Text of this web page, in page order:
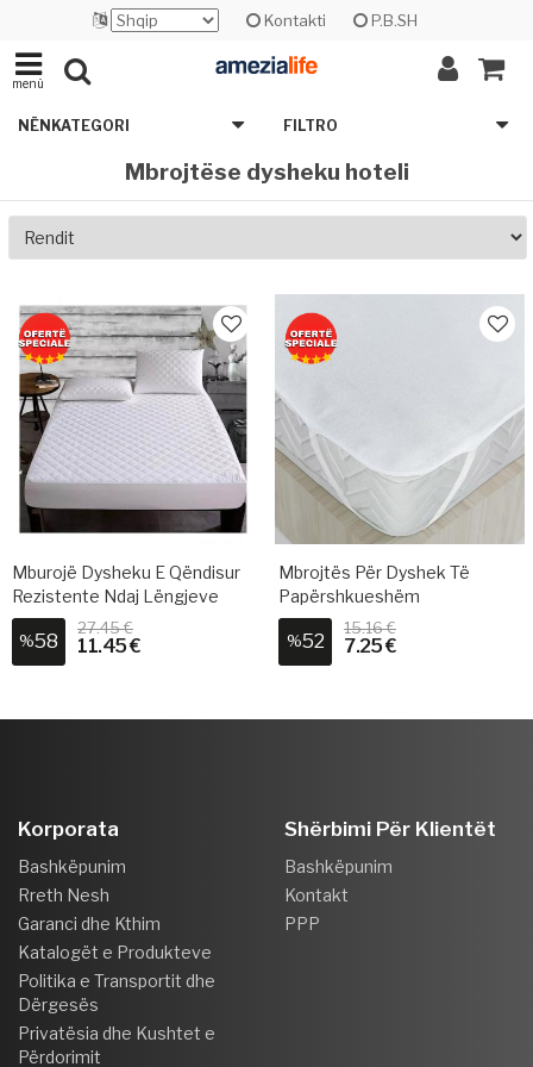
Kontakti P.B.SH
menü
NËNKATEGORI FILTRO
Mbrojtëse dysheku hoteli
Mburojë Dysheku E Qëndisur
Rezistente Ndaj Lëngjeve
%58
27.45 €
11.45 €
Mbrojtës Për Dyshek Të
Papërshkueshëm
%52
15.16 €
7.25 €
Korporata
Bashkëpunim
Rreth Nesh
Garanci dhe Kthim
Katalogët e Produkteve
Politika e Transportit dhe
Dërgesës
Privatësia dhe Kushtet e
Përdorimit
Shërbimi Për Klientët
Bashkëpunim
Kontakt
PPP